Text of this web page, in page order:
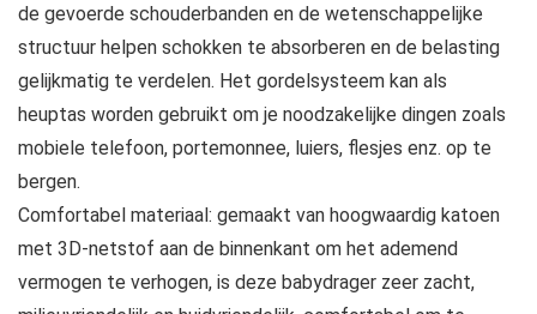
de gevoerde schouderbanden en de wetenschappelijke
structuur helpen schokken te absorberen en de belasting
gelijkmatig te verdelen. Het gordelsysteem kan als
heuptas worden gebruikt om je noodzakelijke dingen zoals
mobiele telefoon, portemonnee, luiers, flesjes enz. op te
bergen.
Comfortabel materiaal: gemaakt van hoogwaardig katoen
met 3D-netstof aan de binnenkant om het ademend
vermogen te verhogen, is deze babydrager zeer zacht,